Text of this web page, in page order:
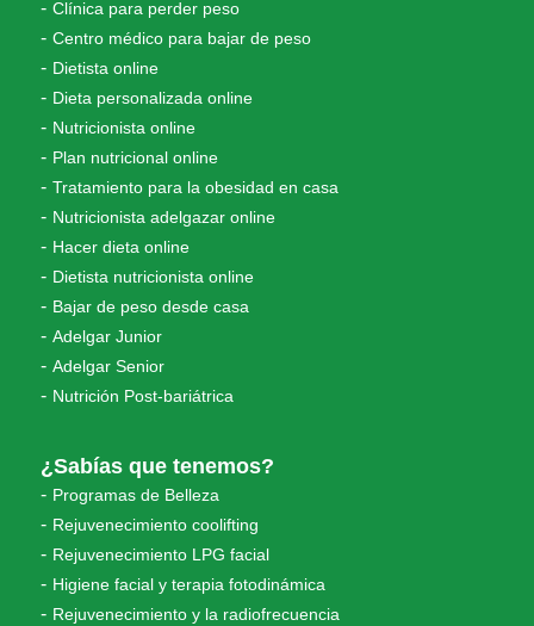
Clínica para perder peso
Centro médico para bajar de peso
Dietista online
Dieta personalizada online
Nutricionista online
Plan nutricional online
Tratamiento para la obesidad en casa
Nutricionista adelgazar online
Hacer dieta online
Dietista nutricionista online
Bajar de peso desde casa
Adelgar Junior
Adelgar Senior
Nutrición Post-bariátrica
¿Sabías que tenemos?
Programas de Belleza
Rejuvenecimiento coolifting
Rejuvenecimiento LPG facial
Higiene facial y terapia fotodinámica
Rejuvenecimiento y la radiofrecuencia